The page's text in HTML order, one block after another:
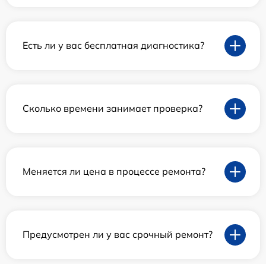
Есть ли у вас бесплатная диагностика?
Сколько времени занимает проверка?
Меняется ли цена в процессе ремонта?
Предусмотрен ли у вас срочный ремонт?